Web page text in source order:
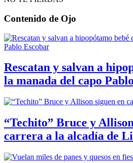
Contenido de Ojo
Rescatan y salvan a
la manada del capo
“Techito” Bruce y
carrera a la alcadía de